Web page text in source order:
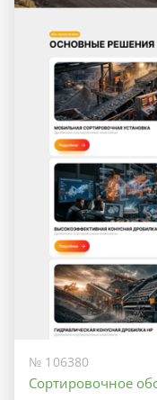
№ 106380
Сортировочное